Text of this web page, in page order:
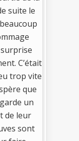
suite le
surprise
C’était
trop vite
que
un
de leur
sont